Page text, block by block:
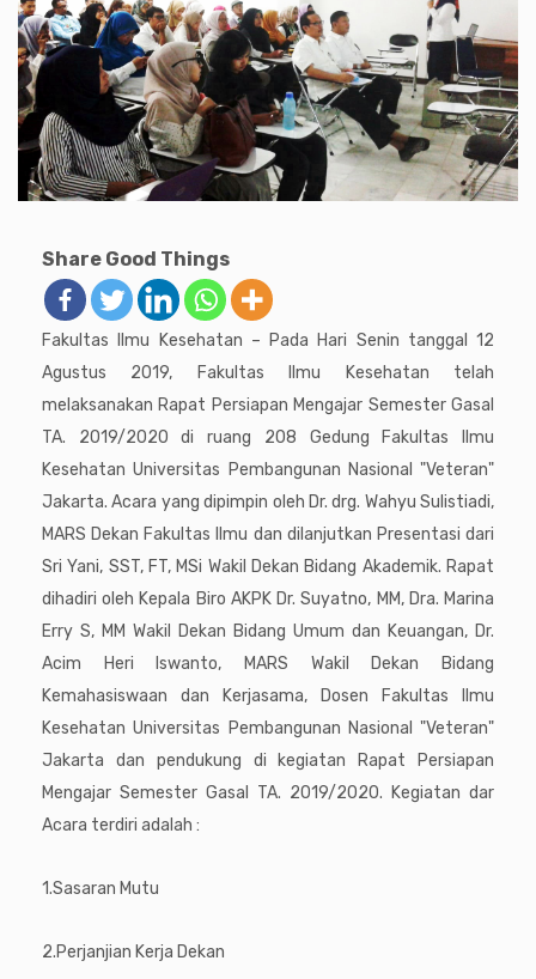
Share Good Things
Fakultas Ilmu Kesehatan – Pada Hari Senin tanggal 12
Agustus 2019, Fakultas Ilmu Kesehatan telah
melaksanakan Rapat Persiapan Mengajar Semester Gasal
TA. 2019/2020 di ruang 208 Gedung Fakultas Ilmu
Kesehatan Universitas Pembangunan Nasional "Veteran"
Jakarta. Acara yang dipimpin oleh Dr. drg. Wahyu Sulistiadi,
MARS Dekan Fakultas Ilmu dan dilanjutkan Presentasi dari
Sri Yani, SST, FT, MSi Wakil Dekan Bidang Akademik. Rapat
dihadiri oleh Kepala Biro AKPK Dr. Suyatno, MM, Dra. Marina
Erry S, MM Wakil Dekan Bidang Umum dan Keuangan, Dr.
Acim Heri Iswanto, MARS Wakil Dekan Bidang
Kemahasiswaan dan Kerjasama, Dosen Fakultas Ilmu
Kesehatan Universitas Pembangunan Nasional "Veteran"
Jakarta dan pendukung di kegiatan Rapat Persiapan
Mengajar Semester Gasal TA. 2019/2020. Kegiatan dar
Acara terdiri adalah :
1.Sasaran Mutu
2.Perjanjian Kerja Dekan